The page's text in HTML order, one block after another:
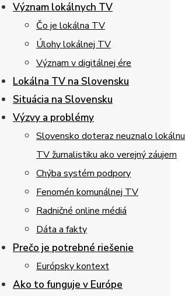
Význam lokálnych TV
Čo je lokálna TV
Úlohy lokálnej TV
Význam v digitálnej ére
Lokálna TV na Slovensku
Situácia na Slovensku
Výzvy a problémy
Slovensko doteraz neuznalo lokálnu
TV žurnalistiku ako verejný záujem
Chýba systém podpory
Fenomén komunálnej TV
Radničné online médiá
Dáta a fakty
Prečo je potrebné riešenie
Európsky kontext
Ako to funguje v Európe